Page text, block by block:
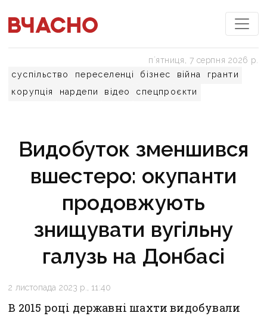
суспільство переселенці бізнес війна
гранти
корупція
нардепи відео спецпроєкти
пʼятниця, 7 серпня 2026 р.
Видобуток зменшився
вшестеро: окупанти
продовжують
знищувати вугільну
галузь на Донбасі
2 листопада 2023 р., 11:40
В 2015 році державні шахти видобували